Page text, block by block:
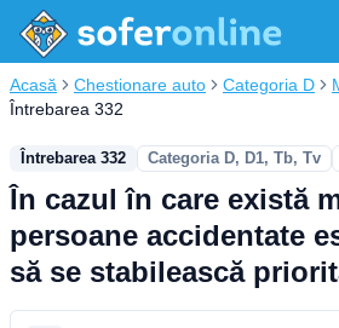
Acasă Chestionare auto Categoria D
Întrebarea 332
Întrebarea 332 Categoria D, D1, Tb, Tv
În cazul în care există
persoane accidentate
să se stabilească